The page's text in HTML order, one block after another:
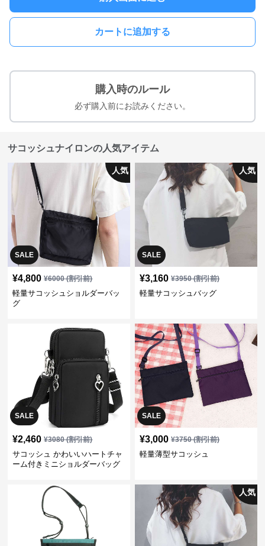
カートに追加する
購入時のルール
必ず購入前にお読みください。
サコッシュナイロンの人気アイテム
SALE
人気
¥4,800 ¥6000(割引前)
軽量サコッシュショルダーバッ
グ
SALE
人気
¥3,160 ¥3950(割引前)
軽量サコッシュバッグ
SALE
¥2,460 ¥3080(割引前)
サコッシュ かわいいハートチャ
ーム付きミニショルダーバッグ
SALE
¥3,000 ¥3750(割引前)
軽量薄型サコッシュ
人気